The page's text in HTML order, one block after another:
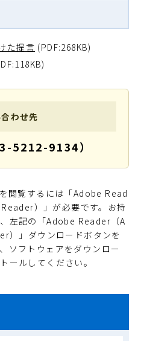
た提言 (PDF:268KB)
わせ先
5212-9134）
閲覧するには「Adobe Read
）」が必要です。お持
左記の「Adobe Reader（A
）」ダウンロードボタンを
ソフトウェアをダウンロー
ールしてください。